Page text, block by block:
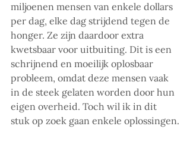
miljoenen mensen van enkele dollars
per dag, elke dag strijdend tegen de
honger. Ze zijn daardoor extra
kwetsbaar voor uitbuiting. Dit is een
schrijnend en moeilijk oplosbaar
probleem, omdat deze mensen vaak
in de steek gelaten worden door hun
eigen overheid. Toch wil ik in dit
stuk op zoek gaan enkele oplossingen.